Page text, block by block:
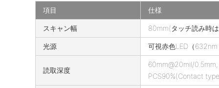
D
の
項目 仕様
スキャン幅 80mm(タッチ読み時
光源 可視赤色LED（632nm
読取深度
60mm@20mil/0.5mm,
PCS90%(Contact